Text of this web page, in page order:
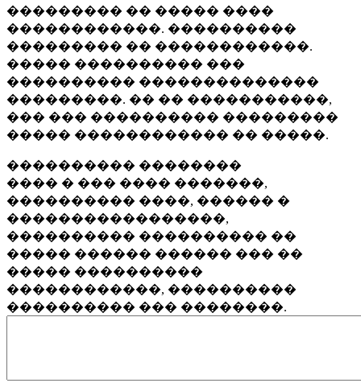
��������� �� ����� ����
������������. ����������
��������� �� ������������.
����� ���������� ���
���������� ��������������
���������. �� �� �����������,
��� ��� ���������� ���������
����� ������������ �� �����.
���������� ��������
���� � ��� ���� �������,
���������� ����, ������ �
�����������������,
���������� ���������� ��
����� ������ ������ ��� ��
����� ����������
������������, ����������
���������� ��� ��������.